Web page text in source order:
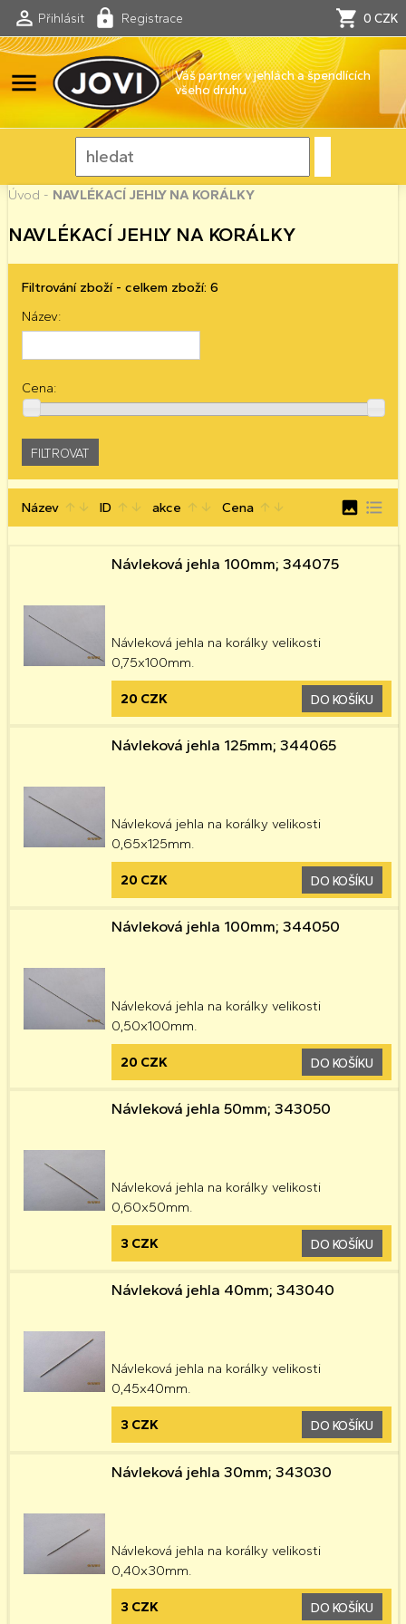
Přihlásit Registrace 0 CZK
menu
Váš partner v jehlách a špendlících
všeho druhu
Úvod - NAVLÉKACÍ JEHLY NA KORÁLKY
NAVLÉKACÍ JEHLY NA KORÁLKY
Filtrování zboží - celkem zboží: 6
Název:
Cena:
Název arrow_upward arrow_downward ID arrow_upward arrow_downward akce arrow_upward arrow_downward Cena arrow_upward arrow_downward image format_list_bulleted
Návleková jehla 100mm; 344075
Návleková jehla na korálky velikosti
0,75x100mm.
20 CZK DO KOŠÍKU
Návleková jehla 125mm; 344065
Návleková jehla na korálky velikosti
0,65x125mm.
20 CZK DO KOŠÍKU
Návleková jehla 100mm; 344050
Návleková jehla na korálky velikosti
0,50x100mm.
20 CZK DO KOŠÍKU
Návleková jehla 50mm; 343050
Návleková jehla na korálky velikosti
0,60x50mm.
3 CZK DO KOŠÍKU
Návleková jehla 40mm; 343040
Návleková jehla na korálky velikosti
0,45x40mm.
3 CZK DO KOŠÍKU
Návleková jehla 30mm; 343030
Návleková jehla na korálky velikosti
0,40x30mm.
3 CZK DO KOŠÍKU